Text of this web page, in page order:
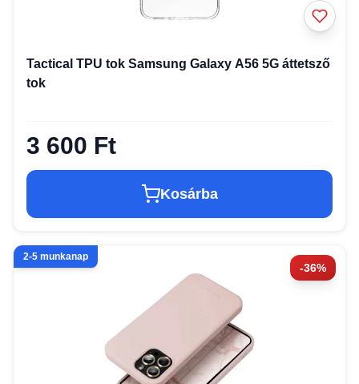
Tactical TPU tok Samsung Galaxy A56 5G áttetsző
tok
3 600 Ft
Kosárba
-36%
2-5 munkanap